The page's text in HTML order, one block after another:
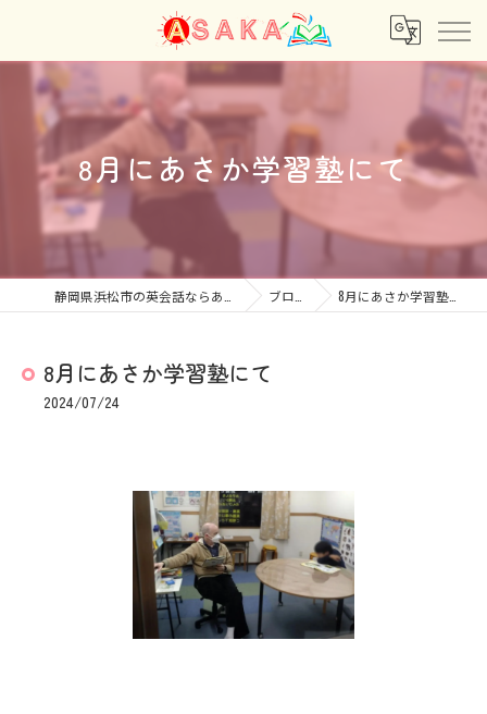
8月にあさか学習塾にて
ブログ 8月にあさか学習塾にて
8月にあさか学習塾にて
2024/07/24